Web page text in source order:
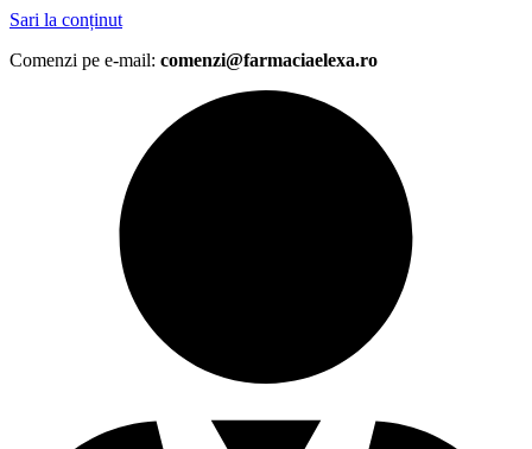
Sari la conținut
Comenzi pe e-mail: comenzi@farmaciaelexa.ro